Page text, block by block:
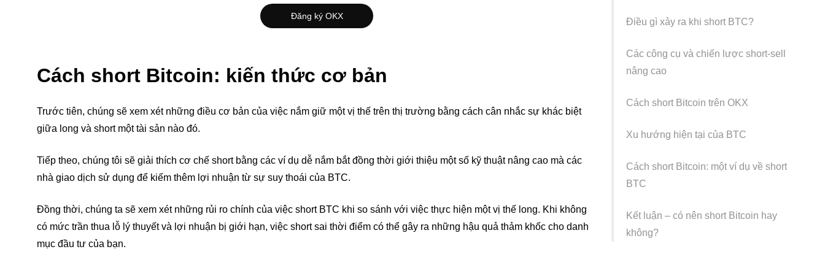
Đăng ký OKX
Cách short Bitcoin: kiến thức cơ bản
Trước tiên, chúng sẽ xem xét những điều cơ bản của việc nắm giữ một vị thế trên thị trường bằng cách cân nhắc sự khác biệt
giữa long và short một tài sản nào đó.
Tiếp theo, chúng tôi sẽ giải thích cơ chế short bằng các ví dụ dễ nắm bắt đồng thời giới thiệu một số kỹ thuật nâng cao mà các
nhà giao dịch sử dụng để kiếm thêm lợi nhuận từ sự suy thoái của BTC.
Đồng thời, chúng ta sẽ xem xét những rủi ro chính của việc short BTC khi so sánh với việc thực hiện một vị thế long. Khi không
có mức trần thua lỗ lý thuyết và lợi nhuận bị giới hạn, việc short sai thời điểm có thể gây ra những hậu quả thảm khốc cho danh
mục đầu tư của bạn.
Điều gì xảy ra khi short BTC?
Các công cụ và chiến lược short-sell
nâng cao
Cách short Bitcoin trên OKX
Xu hướng hiện tại của BTC
Cách short Bitcoin: một ví dụ về short
BTC
Kết luận – có nên short Bitcoin hay
không?